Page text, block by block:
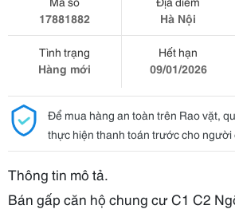
17881882
Hà Nội
Tình trạng
Hàng mới
Hết hạn
09/01/2026
Để mua hàng an toàn trên Rao vặt,
thực hiện thanh toán trước cho người
Thông tin mô tả.
Bán gấp căn hộ chung cư C1 C2